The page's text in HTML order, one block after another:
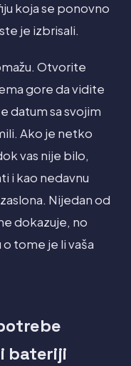
koja se ponovno
je izbrisali.
Otvorite
gore da vidite
datum sa svojim
Ako je netko
vas nije bilo,
i kao nedavnu
Nijedan od
dokazuje, no
tome je li vaša
bateriji